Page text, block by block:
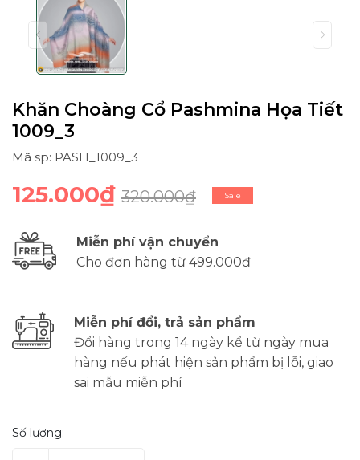
Khăn Choàng Cổ Pashmina Họa Tiết
1009_3
Mã sp: PASH_1009_3
125.000₫ 320.000₫ Sale
Miễn phí vận chuyển
Cho đơn hàng từ 499.000đ
Miễn phí đổi, trả sản phẩm
Đổi hàng trong 14 ngày kể từ ngày mua
hàng nếu phát hiện sản phẩm bị lỗi, giao
sai mẫu miễn phí
Số lượng: